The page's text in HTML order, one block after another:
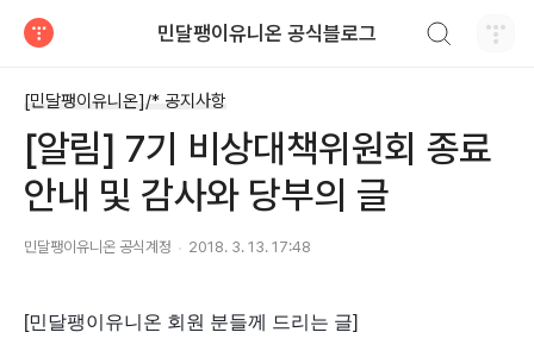
민달팽이유니온 공식블로그
[민달팽이유니온]/* 공지사항
[알림] 7기 비상대책위원회 종료
안내 및 감사와 당부의 글
민달팽이유니온 공식계정 2018. 3. 13. 17:48
[민달팽이유니온 회원 분들께 드리는 글]